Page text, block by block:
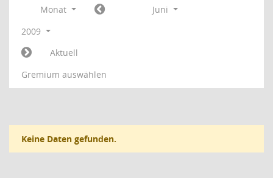
Monat
Juni
2009
Aktuell
Gremium auswählen
Keine Daten gefunden.